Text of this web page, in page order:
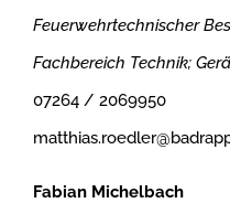
Feuerwehrtechnischer
Fachbereich Technik;
07264 / 2069950
Fabian Michelbach